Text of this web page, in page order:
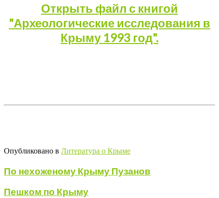
Открыть файл с книгой
"Археологические исследования в
Крыму 1993 год".
Опубликовано в Литература о Крыме
По нехоженому Крыму Пузанов
Пешком по Крыму